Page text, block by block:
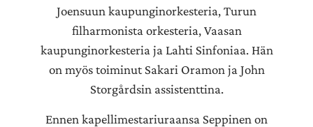
Joensuun kaupunginorkesteria, Turun
filharmonista orkesteria, Vaasan
kaupunginorkesteria ja Lahti Sinfoniaa. Hän
on myös toiminut Sakari Oramon ja John
Storgårdsin assistenttina.
Ennen kapellimestariuraansa Seppinen on